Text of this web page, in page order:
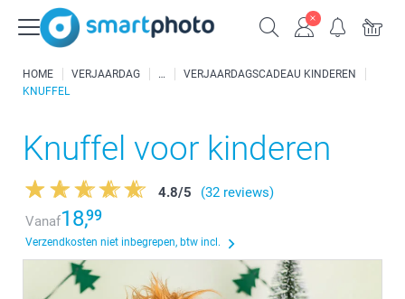
HOME VERJAARDAG
VERJAARDAGSCADEAU KINDEREN
KNUFFEL
Knuffel voor kinderen
4.8/5
(32 reviews)
Vanaf18,99
Verzendkosten niet inbegrepen, btw incl.